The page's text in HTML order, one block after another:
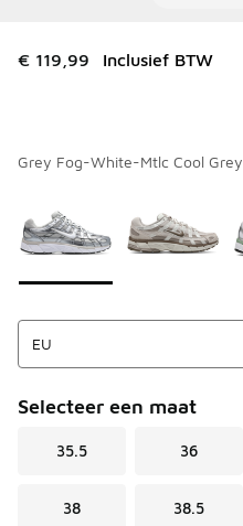
€ 119,99 Inclusief BTW
Grey Fog-White-Mtlc Cool Grey
Selecteer een maat
35.5 36
38 38.5